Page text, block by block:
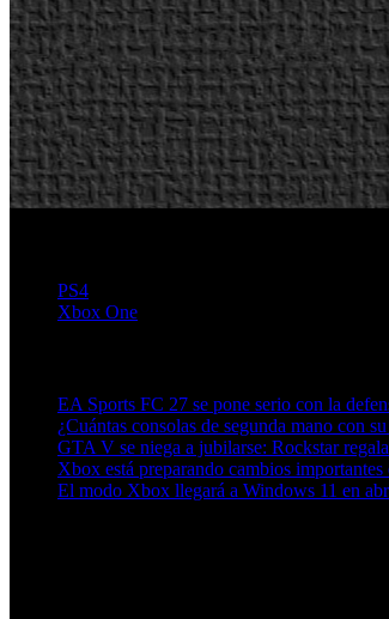
PS4
Xbox One
EA Sports FC 27 se pone serio con la
¿Cuántas consolas de segunda mano con
GTA V se niega a jubilarse: Rockstar
Xbox está preparando cambios importantes
El modo Xbox llegará a Windows 11 en